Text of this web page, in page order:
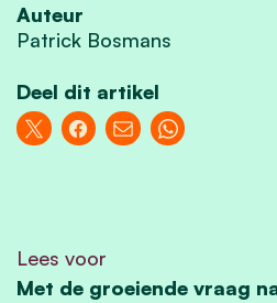
Auteur
Patrick Bosmans
Deel dit artikel
Lees voor
Met de groeiende vraag